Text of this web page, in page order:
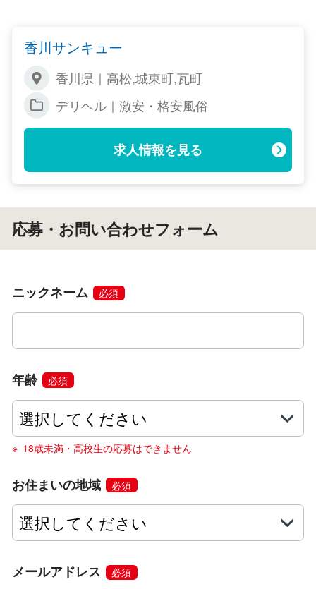
香川サンキュー
香川県｜高松,城東町,瓦町
デリヘル｜激安・格安風俗
求人情報を見る
応募・お問い合わせフォーム
ニックネーム 必須
年齢 必須
18歳未満・高校生の応募はできません
お住まいの地域 必須
メールアドレス 必須